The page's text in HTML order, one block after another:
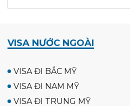
VISA NƯỚC NGOÀI
VISA ĐI BẮC MỸ
VISA ĐI NAM MỸ
VISA ĐI TRUNG MỸ